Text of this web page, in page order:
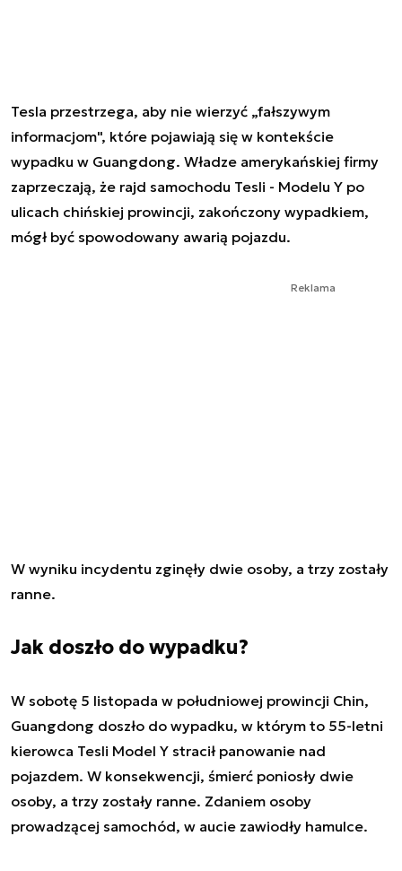
Tesla przestrzega, aby nie wierzyć „fałszywym
informacjom", które pojawiają się w kontekście
wypadku w Guangdong. Władze amerykańskiej firmy
zaprzeczają, że rajd samochodu Tesli - Modelu Y po
ulicach chińskiej prowincji, zakończony wypadkiem,
mógł być spowodowany awarią pojazdu.
Reklama
W wyniku incydentu zginęły dwie osoby, a trzy zostały
ranne.
Jak doszło do wypadku?
W sobotę 5 listopada w południowej prowincji Chin,
Guangdong doszło do wypadku, w którym to 55-letni
kierowca Tesli Model Y stracił panowanie nad
pojazdem. W konsekwencji, śmierć poniosły dwie
osoby, a trzy zostały ranne. Zdaniem osoby
prowadzącej samochód, w aucie zawiodły hamulce.